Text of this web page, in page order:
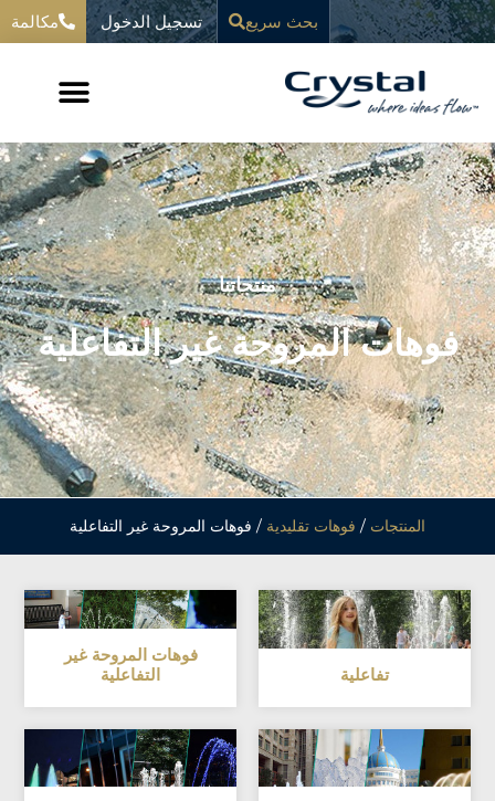
المحتوى
تخطي
إلى
بحث سريع تسجيل الدخول مكالمة
منتجاتنا
فوهات المروحة غير التفاعلية
المنتجات / فوهات تقليدية / فوهات المروحة غير التفاعلية
تفاعلية
فوهات المروحة غير
التفاعلية